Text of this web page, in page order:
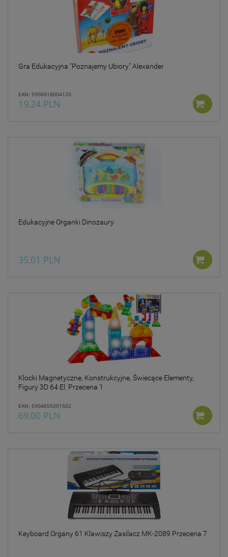
Gra Edukacyjna "Poznajemy Ubiory" Alexander
EAN: 5906018004120
19,24 PLN
Edukacyjne Organki Dinozaury
35,01 PLN
Klocki Magnetyczne, Konstrukcyjne, Świecące Elementy,
Figury 3D 64 El. Przecena 1
EAN: 5904659201502
69,00 PLN
Keyboard Organy 61 Klawiszy Zasilacz MK-2089 Przecena 7